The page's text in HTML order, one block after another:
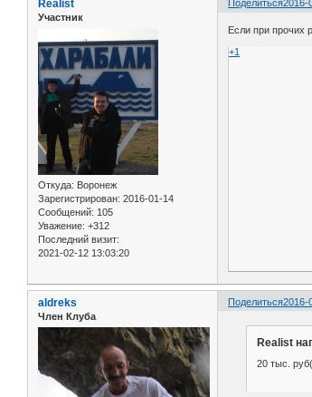
Поделиться2016-
Realist
Участник
Откуда: Воронеж
Зарегистрирован: 2016-01-14
Сообщений: 105
Уважение: +312
Последний визит:
2021-02-12 13:03:20
Если при прочих
+1
Поделиться2016-
aldreks
Член Клуба
Realist
20 тыс.